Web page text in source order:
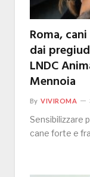
Roma,
dai
LNDC
Mennoia
By VIVIROMA
Sensibilizzare
cane forte e